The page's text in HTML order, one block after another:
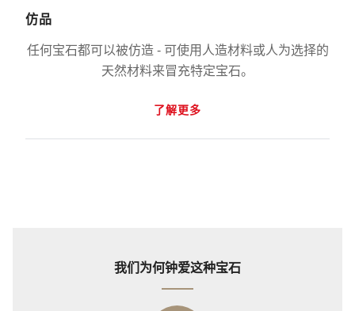
仿品
任何宝石都可以被仿造 - 可使用人造材料或人为选择的
天然材料来冒充特定宝石。
了解更多
我们为何钟爱这种宝石